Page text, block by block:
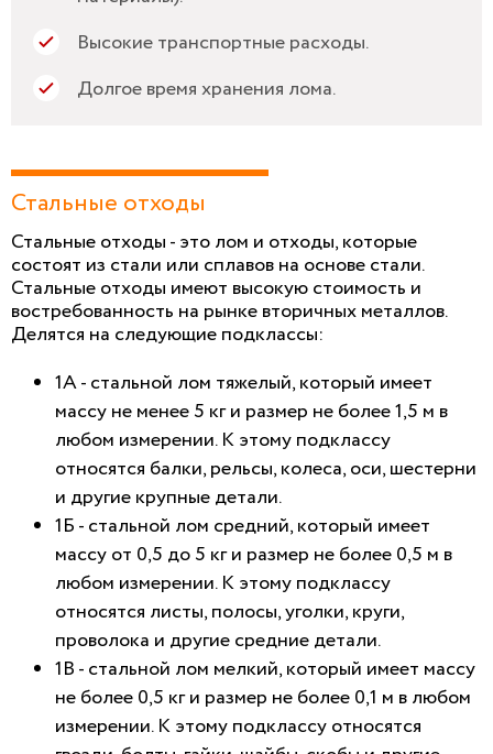
Высокие транспортные расходы.
Долгое время хранения лома.
Стальные отходы
Стальные отходы - это лом и отходы, которые
состоят из стали или сплавов на основе стали.
Стальные отходы имеют высокую стоимость и
востребованность на рынке вторичных металлов.
Делятся на следующие подклассы:
1А - стальной лом тяжелый, который имеет
массу не менее 5 кг и размер не более 1,5 м в
любом измерении. К этому подклассу
относятся балки, рельсы, колеса, оси, шестерни
и другие крупные детали.
1Б - стальной лом средний, который имеет
массу от 0,5 до 5 кг и размер не более 0,5 м в
любом измерении. К этому подклассу
относятся листы, полосы, уголки, круги,
проволока и другие средние детали.
1В - стальной лом мелкий, который имеет массу
не более 0,5 кг и размер не более 0,1 м в любом
измерении. К этому подклассу относятся